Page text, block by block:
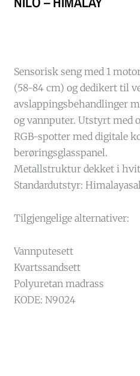
Sensorisk seng med 1
(58-84 cm) og dedikert til
avslappingsbehandlinger
og vannputer. Utstyrt med
RGB-spotter med digitale
berøringsglasspanel.
Metallstruktur dekket i hvit
Standardutstyr:
Tilgjengelige alternativer:
Vannputesett
Kvartssandsett
Polyuretan madrass
KODE: N9024